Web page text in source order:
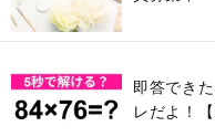
即答でき
レだよ！